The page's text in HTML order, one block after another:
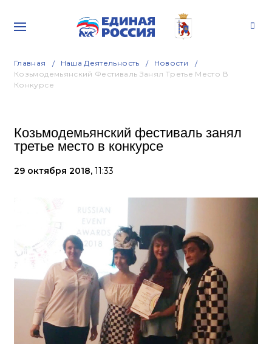
Главная Наша Деятельность
Новости
Козьмодемьянский Фестиваль Занял Третье Место В
Конкурсе
Козьмодемьянский фестиваль занял
третье место в конкурсе
29 октября 2018, 11:33